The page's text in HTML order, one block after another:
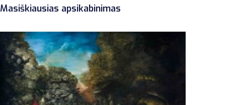
Masiškiausias apsikabinimas